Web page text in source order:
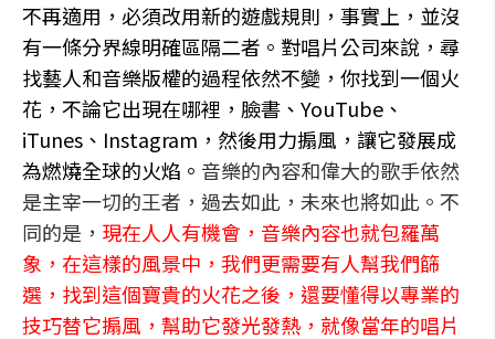
不再適用，必須改用新的遊戲規則，事實上，並沒
有一條分界線明確區隔二者。對唱片公司來說，尋
找藝人和音樂版權的過程依然不變，你找到一個火
花，不論它出現在哪裡，臉書、YouTube、
iTunes、Instagram，然後用力搧風，讓它發展成
為燃燒全球的火焰。 音樂的內容和偉大的歌手依然
是主宰一切的王者，過去如此，未來也將如此。不
同的是， 現在人人有機會，音樂內容也就包羅萬
象，在這樣的風景中，我們更需要有人幫我們篩
選，找到這個寶貴的火花之後，還要懂得以專業的
技巧替它搧風，幫助它發光發熱，就像當年的唱片